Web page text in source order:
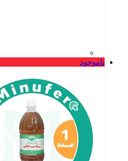
ناموجود